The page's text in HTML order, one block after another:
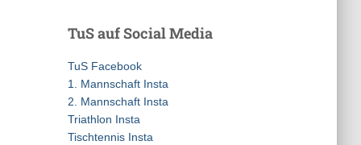
n
a
c
h
:
TuS auf Social Media
TuS Facebook
1. Mannschaft Insta
2. Mannschaft Insta
Triathlon Insta
Tischtennis Insta